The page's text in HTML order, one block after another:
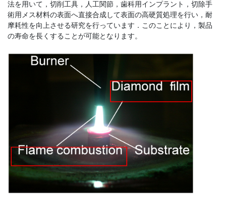
法を用いて，切削工具，人工関節，歯科用インプラント，切除手
術用メス材料の表面へ直接合成して表面の高硬質処理を行い，耐
摩耗性を向上させる研究を行っています．このことにより，製品
の寿命を長くすることが可能となります。